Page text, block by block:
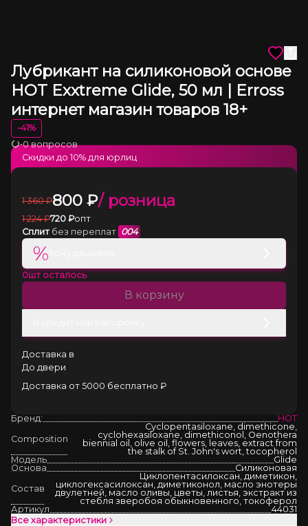
Лубрикант на силиконовой основе
HOT Exxtreme Glide, 50 мл | Erross
интернет магазин товаров 18+
-41%
Загрузка
•0 вопросов
1 360 ₽800 ₽/ розница
1 224 ₽720 ₽опт
Сплит без переплат 004
%
0шт осталось
В корзину
Доставка в
До двери
Доставка от 5000 бесплатно ₽
Скидки до 10% для юрлиц
Бренд:
HOT
Composition
Cyclopentasiloxane, dimethicone,
cyclohexasiloxane, dimethiconol, Oenothera
biennial oil, olive oil, flowers, leaves, extract from
the stalk of St. John's wort, tocopherol
Модель
Glide
Основа
Силиконовая
Состав
Циклопентасилоксан, диметикон,
циклогексасилоксан, диметиконол, масло энотеры
двулетней, масло оливы, цветы, листья, экстракт из
стебля зверобоя обыкновенного, токоферол
Артикул
44031
Все характеристики